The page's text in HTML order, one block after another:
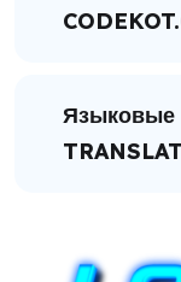
Языковые